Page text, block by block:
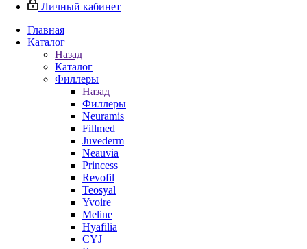
Личный кабинет
Главная
Каталог
Назад
Каталог
Филлеры
Назад
Филлеры
Neuramis
Fillmed
Juvederm
Neauvia
Princess
Revofil
Teosyal
Yvoire
Meline
Hyafilia
CYJ